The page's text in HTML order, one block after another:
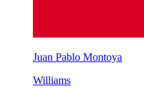
Juan Pablo Montoya
Williams